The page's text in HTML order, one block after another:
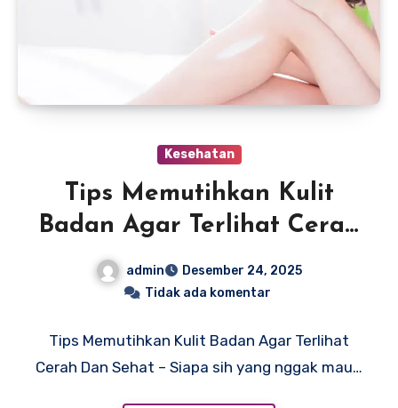
Kesehatan
Tips Memutihkan Kulit
Badan Agar Terlihat Cerah
Dan Sehat
admin
Desember 24, 2025
Tidak ada komentar
Tips Memutihkan Kulit Badan Agar Terlihat
Cerah Dan Sehat – Siapa sih yang nggak mau…